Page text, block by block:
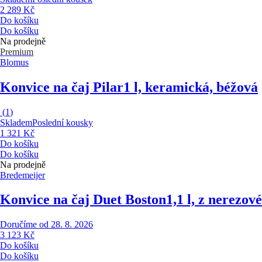
2 289 Kč
Do košíku
Do košíku
Na prodejně
Premium
Blomus
Konvice na čaj Pilar1 l, keramická, béžová
(1)
SklademPoslední kousky
1 321 Kč
Do košíku
Do košíku
Na prodejně
Bredemeijer
Konvice na čaj Duet Boston1,1 l, z
Doručíme od 28. 8. 2026
3 123 Kč
Do košíku
Do košíku